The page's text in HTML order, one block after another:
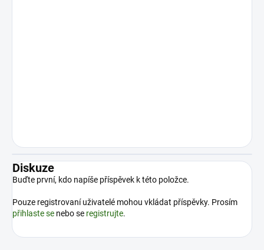
Diskuze
Buďte první, kdo napíše příspěvek k této položce.
Pouze registrovaní uživatelé mohou vkládat příspěvky. Prosím
přihlaste se nebo se registrujte.